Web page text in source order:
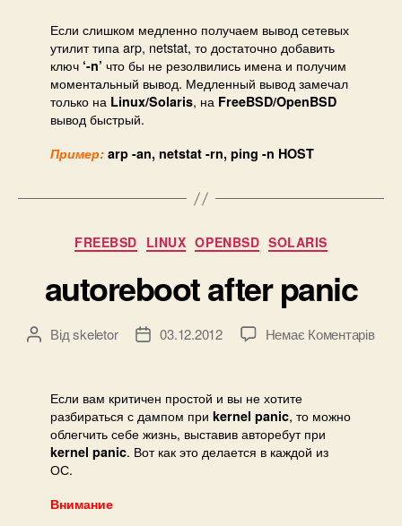
Если слишком медленно получаем вывод сетевых
утилит типа arp, netstat, то достаточно добавить
ключ ‘-n’ что бы не резолвились имена и получим
моментальный вывод. Медленный вывод замечал
только на Linux/Solaris, на FreeBSD/OpenBSD
вывод быстрый.
Пример: arp -an, netstat -rn, ping -n HOST
Категорії
FREEBSD LINUX OPENBSD SOLARIS
autoreboot after panic
Автор
Відskeletor
Дата03.12.2012 Немає Коментарівдо
Если вам критичен простой и вы не хотите
разбираться с дампом при kernel panic, то можно
облегчить себе жизнь, выставив авторебут при
kernel panic. Вот как это делается в каждой из
ОС.
Внимание